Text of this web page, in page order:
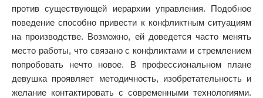
против существующей иерархии управления. Подобное
поведение способно привести к конфликтным ситуациям
на производстве. Возможно, ей доведется часто менять
место работы, что связано с конфликтами и стремлением
попробовать нечто новое. В профессиональном плане
девушка проявляет методичность, изобретательность и
желание контактировать с современными технологиями.